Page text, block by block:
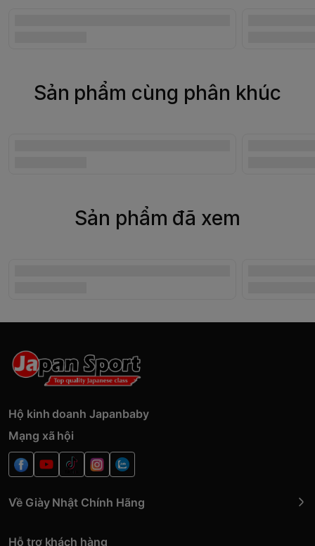
Sản phẩm cùng phân khúc
Sản phẩm đã xem
Hộ kinh doanh Japanbaby
Mạng xã hội
Về Giày Nhật Chính Hãng
Hỗ trợ khách hàng